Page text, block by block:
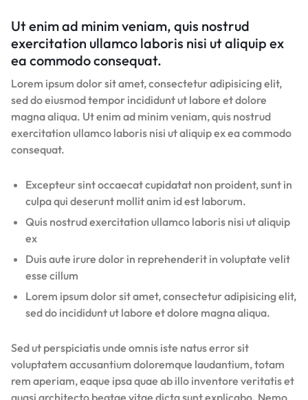
Ut enim ad minim veniam, quis nostrud
exercitation ullamco laboris nisi ut aliquip ex
ea commodo consequat.
Lorem ipsum dolor sit amet, consectetur adipisicing elit,
sed do eiusmod tempor incididunt ut labore et dolore
magna aliqua. Ut enim ad minim veniam, quis nostrud
exercitation ullamco laboris nisi ut aliquip ex ea commodo
consequat.
Excepteur sint occaecat cupidatat non proident, sunt in
culpa qui deserunt mollit anim id est laborum.
Quis nostrud exercitation ullamco laboris nisi ut aliquip
ex
Duis aute irure dolor in reprehenderit in voluptate velit
esse cillum
Lorem ipsum dolor sit amet, consectetur adipisicing elit,
sed do incididunt ut labore et dolore magna aliqua.
Sed ut perspiciatis unde omnis iste natus error sit
voluptatem accusantium doloremque laudantium, totam
rem aperiam, eaque ipsa quae ab illo inventore veritatis et